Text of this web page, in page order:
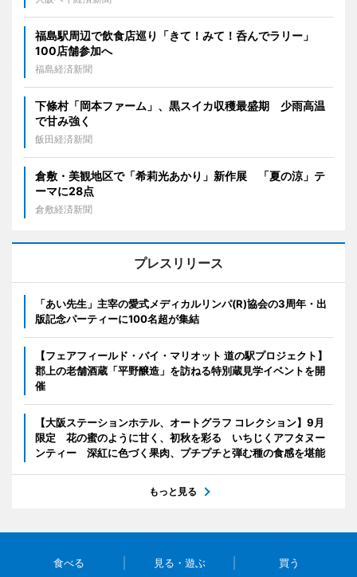
福島駅周辺で飲食店巡り「きて！みて！呑んでラリー」
100店舗参加へ
福島経済新聞
下條村「岡本ファーム」、黒スイカ収穫最盛期 少雨高温
で甘み強く
飯田経済新聞
倉敷・美観地区で「希莉光あかり」新作展 「夏の涼」テ
ーマに28点
倉敷経済新聞
プレスリリース
「あい先生」主宰の愛式メディカルリンパ(R)協会の3周年・出
版記念パーティーに100名超が集結
【フェアフィールド・バイ・マリオット 道の駅プロジェクト】
郡上の老舗酒蔵「平野醸造」を訪ねる特別蔵見学イベントを開
催
【大阪ステーションホテル、オートグラフ コレクション】9月
限定 花の蜜のように甘く、初秋を彩る いちじくアフタヌー
ンティー 深紅に色づく果肉、プチプチと弾む種の食感を堪能
もっと見る
食べる 見る・遊ぶ 買う